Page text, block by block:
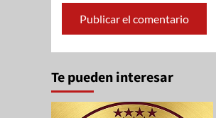
Te pueden interesar